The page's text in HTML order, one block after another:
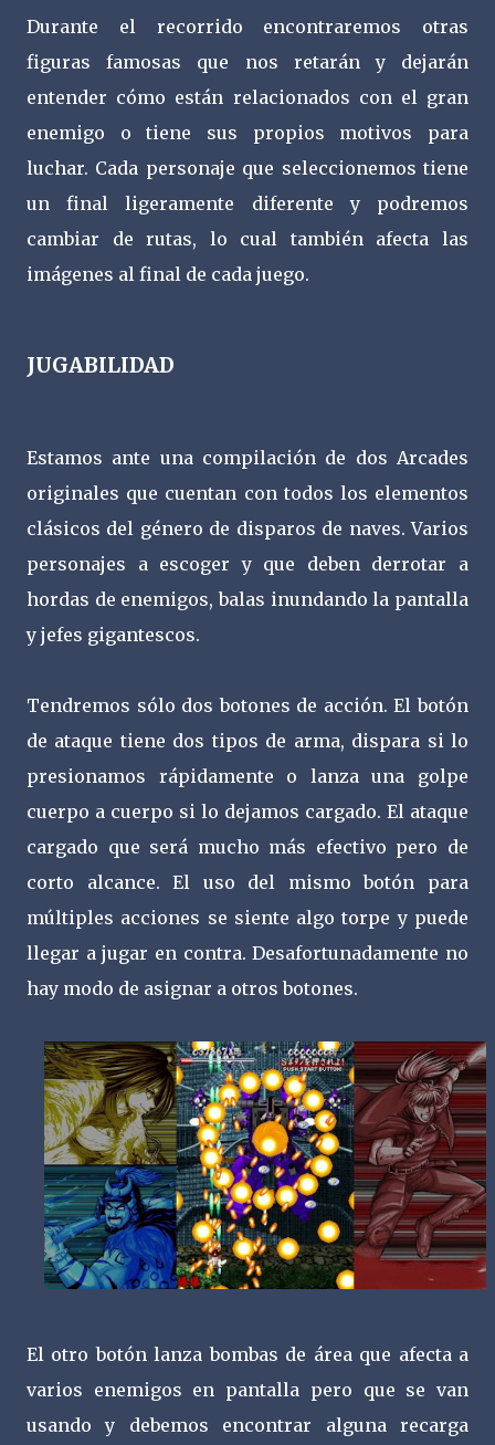
Durante el recorrido encontraremos otras
figuras famosas que nos retarán y dejarán
entender cómo están relacionados con el gran
enemigo o tiene sus propios motivos para
luchar. Cada personaje que seleccionemos tiene
un final ligeramente diferente y podremos
cambiar de rutas, lo cual también afecta las
imágenes al final de cada juego.
JUGABILIDAD
Estamos ante una compilación de dos Arcades
originales que cuentan con todos los elementos
clásicos del género de disparos de naves. Varios
personajes a escoger y que deben derrotar a
hordas de enemigos, balas inundando la pantalla
y jefes gigantescos.
Tendremos sólo dos botones de acción. El botón
de ataque tiene dos tipos de arma, dispara si lo
presionamos rápidamente o lanza una golpe
cuerpo a cuerpo si lo dejamos cargado. El ataque
cargado que será mucho más efectivo pero de
corto alcance. El uso del mismo botón para
múltiples acciones se siente algo torpe y puede
llegar a jugar en contra. Desafortunadamente no
hay modo de asignar a otros botones.
El otro botón lanza bombas de área que afecta a
varios enemigos en pantalla pero que se van
usando y debemos encontrar alguna recarga